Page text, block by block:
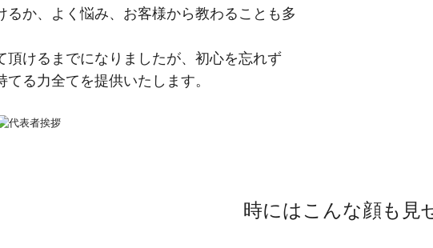
か、よく悩み、お客様から教わることも多
けるまでになりましたが、初心を忘れず
る力全てを提供いたします。
時にはこんな顔も見